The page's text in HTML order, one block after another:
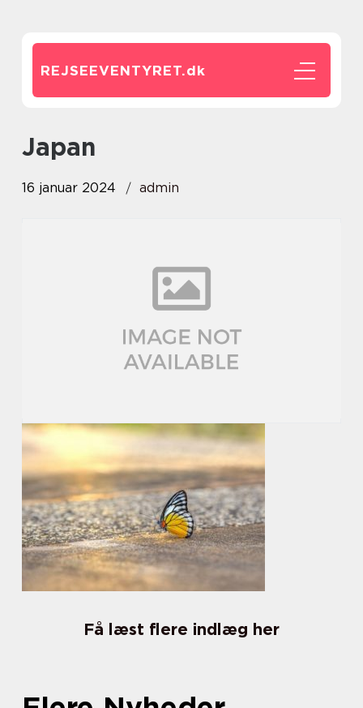
REJSEEVENTYRET.dk
japan
16 januar 2024 admin
Få læst flere indlæg her